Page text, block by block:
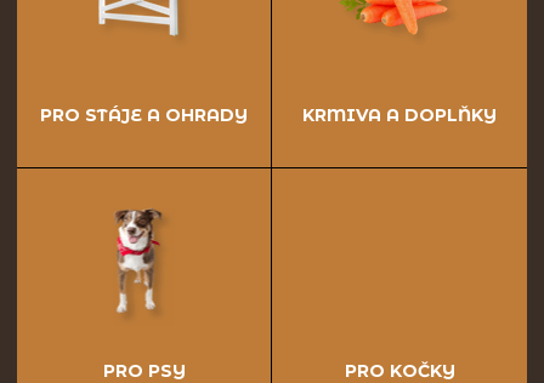
PRO STÁJE A OHRADY KRMIVA A DOPLŇKY
PRO PSY PRO KOČKY